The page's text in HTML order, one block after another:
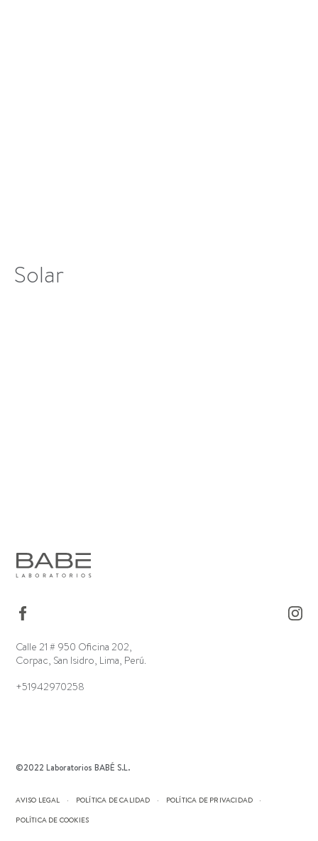
Solar
Calle 21 # 950 Oficina 202,
Corpac, San Isidro, Lima, Perú.
+51942970258
©2022 Laboratorios BABÉ S.L.
AVISO LEGAL POLÍTICA DE CALIDAD
POLÍTICA DE PRIVACIDAD
POLÍTICA DE COOKIES